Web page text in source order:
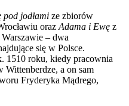
pod jodłami ze zbiorów
oraz Adama i Ewę z
– dwa
się w Polsce.
1510 roku, kiedy pracownia
Wittenberdze, a on sam
Fryderyka Mądrego,